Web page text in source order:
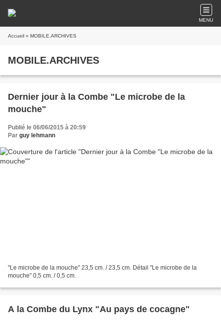
MENU
Accueil » MOBILE.ARCHIVES
MOBILE.ARCHIVES
Dernier jour à la Combe "Le microbe de la
mouche"
Publié le 06/06/2015 à 20:59
Par guy lehmann
"Le microbe de la mouche" 23,5 cm. / 23,5 cm. Détail "Le microbe de la
mouche" 0,5 cm. / 0,5 cm.
A la Combe du Lynx "Au pays de cocagne"